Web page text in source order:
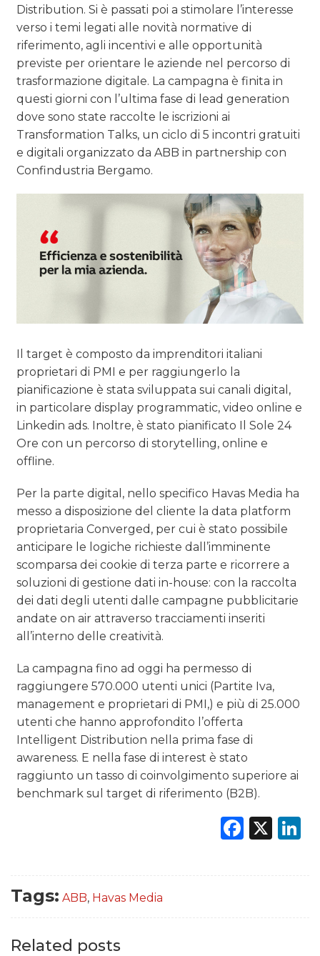
Distribution. Si è passati poi a stimolare l’interesse
verso i temi legati alle novità normative di
riferimento, agli incentivi e alle opportunità
previste per orientare le aziende nel percorso di
trasformazione digitale. La campagna è finita in
questi giorni con l’ultima fase di lead generation
dove sono state raccolte le iscrizioni ai
Transformation Talks, un ciclo di 5 incontri gratuiti
e digitali organizzato da ABB in partnership con
Confindustria Bergamo.
Il target è composto da imprenditori italiani
proprietari di PMI e per raggiungerlo la
pianificazione è stata sviluppata sui canali digital,
in particolare display programmatic, video online e
Linkedin ads. Inoltre, è stato pianificato Il Sole 24
Ore con un percorso di storytelling, online e
offline.
Per la parte digital, nello specifico Havas Media ha
messo a disposizione del cliente la data platform
proprietaria Converged, per cui è stato possibile
anticipare le logiche richieste dall’imminente
scomparsa dei cookie di terza parte e ricorrere a
soluzioni di gestione dati in-house: con la raccolta
dei dati degli utenti dalle campagne pubblicitarie
andate on air attraverso tracciamenti inseriti
all’interno delle creatività.
La campagna fino ad oggi ha permesso di
raggiungere 570.000 utenti unici (Partite Iva,
management e proprietari di PMI,) e più di 25.000
utenti che hanno approfondito l’offerta
Intelligent Distribution nella prima fase di
awareness. E nella fase di interest è stato
raggiunto un tasso di coinvolgimento superiore ai
benchmark sul target di riferimento (B2B).
X
Tags: ABB, Havas Media
Related posts